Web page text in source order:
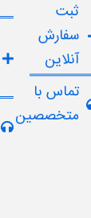
ثبت
سفارش
آنلاین
تماس با
متخصصین